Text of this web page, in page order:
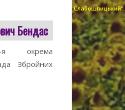
Бендас
я окрема
Збройних
Слабошпицький".